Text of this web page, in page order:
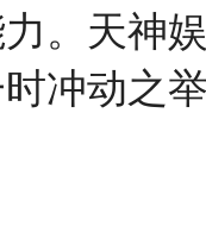
。天神
冲动之